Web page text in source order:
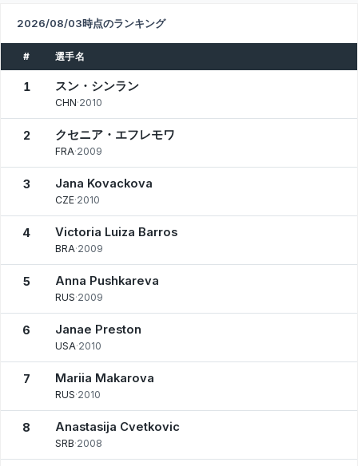
2026/08/03時点のランキング
# 選手名
1 スン・シンラン
CHN·2010
2 クセニア・エフレモワ
FRA·2009
3 Jana Kovackova
CZE·2010
4 Victoria Luiza Barros
BRA·2009
5 Anna Pushkareva
RUS·2009
6 Janae Preston
USA·2010
7 Mariia Makarova
RUS·2010
8 Anastasija Cvetkovic
SRB·2008